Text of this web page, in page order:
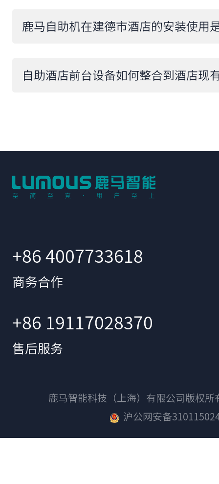
鹿马自助机在建德市酒店的安装使用
自助酒店前台设备如何整合到酒店现
+86 4007733618
商务合作
+86 19117028370
售后服务
鹿马智能科技（上海）有限公司版权
沪公网安备